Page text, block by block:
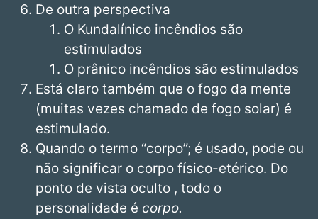
De outra perspectiva
O Kundalínico incêndios são
estimulados
O prânico incêndios são estimulados
Está claro também que o fogo da mente
(muitas vezes chamado de fogo solar) é
estimulado.
Quando o termo “corpo”; é usado, pode ou
não significar o corpo físico-etérico. Do
ponto de vista oculto , todo o
personalidade é corpo.